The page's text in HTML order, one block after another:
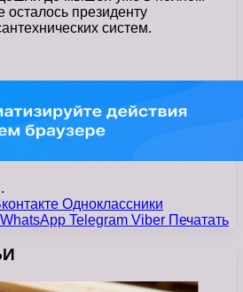
президенту
систем.
Одноклассники
WhatsApp Telegram Viber Печатать